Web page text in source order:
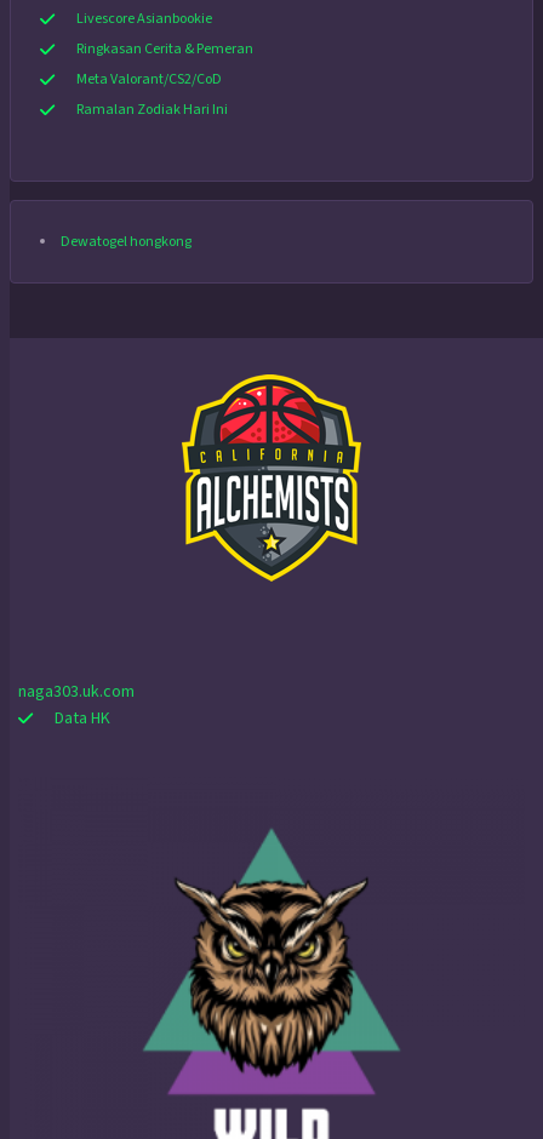
Livescore Asianbookie
Ringkasan Cerita & Pemeran
Meta Valorant/CS2/CoD
Ramalan Zodiak Hari Ini
Dewatogel hongkong
naga303.uk.com
Data HK